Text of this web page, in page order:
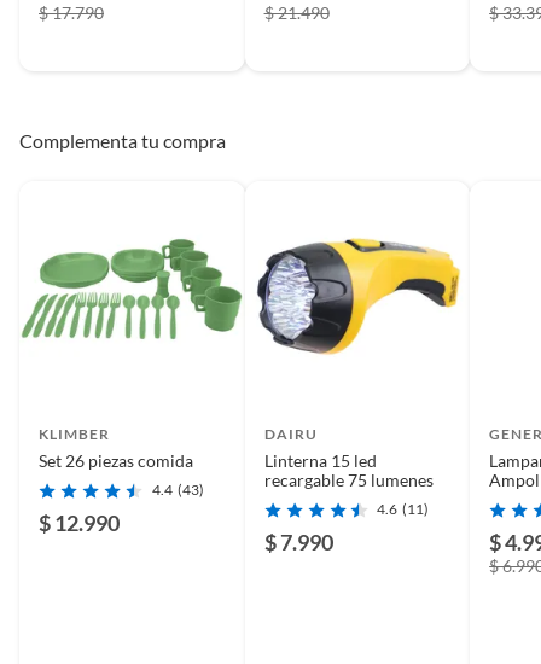
$ 17.790 $ 21.490 $
Complementa tu compra
KLIMBER
Set 26 piezas comida
4.4 (43)
$ 12.990
DAIRU
Linterna 15 led
recargable 75 lumenes
4.6 (11)
$ 7.990 $
$